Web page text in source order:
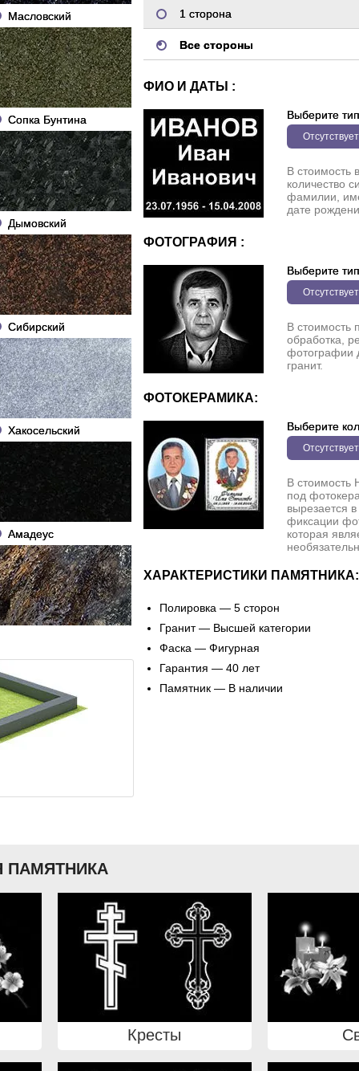
Масловский
Сопка Бунтина
Дымовский
Сибирский
Хакосельский
Амадеус
1 сторона
Все стороны
ФИО И ДАТЫ :
Выберите тип
Отсутствует
В стоимость
количество
фамилии,
дате
ФОТОГРАФИЯ :
Выберите тип
Отсутствует
В стоимость
обработка,
фотографии
гранит.
ФОТОКЕРАМИКА:
Выберите
Отсутствует
В стоимость
под
вырезается
фиксации
которая
ХАРАКТЕРИСТИКИ ПАМЯТНИКА:
Полировка — 5 сторон
Гранит — Высшей категории
Фаска — Фигурная
Гарантия — 40 лет
Памятник — В наличии
ПАМЯТНИКА
Кресты